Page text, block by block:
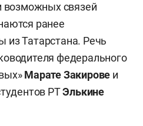
возможных связей
ранее
Татарстана. Речь
федерального
Марате Закирове и
РТЭлькине